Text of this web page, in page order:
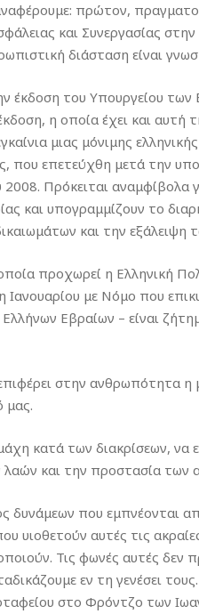
πρώτον,
και Συνεργασίας
διάσταση είναι
έκδοση του Υπουργείου
η οποία έχει και αυτή
μιας μόνιμης
που επετεύχθη μετά την
2008. Πρόκειται
και υπογραμμίζουν το
και την εξάλειψη
προχωρεί η Ελληνική
Ιανουαρίου με Νόμο που
Εβραίων – είναι
στην ανθρωπότητα η
μας.
κατά των διακρίσεων, να
και την προστασία των
που εμπνέονται
υιοθετούν αυτές τις
Τις φωνές αυτές δεν
εν τη γενέσει
στο Φρόντζο των